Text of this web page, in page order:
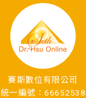
賽斯數位有限公司
統一編號：66652538